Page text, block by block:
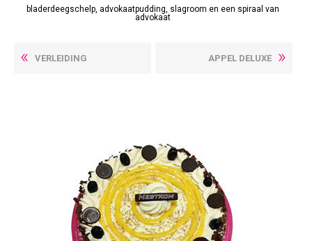
bladerdeegschelp, advokaatpudding, slagroom en een spiraal van
advokaat
VERLEIDING APPEL DELUXE